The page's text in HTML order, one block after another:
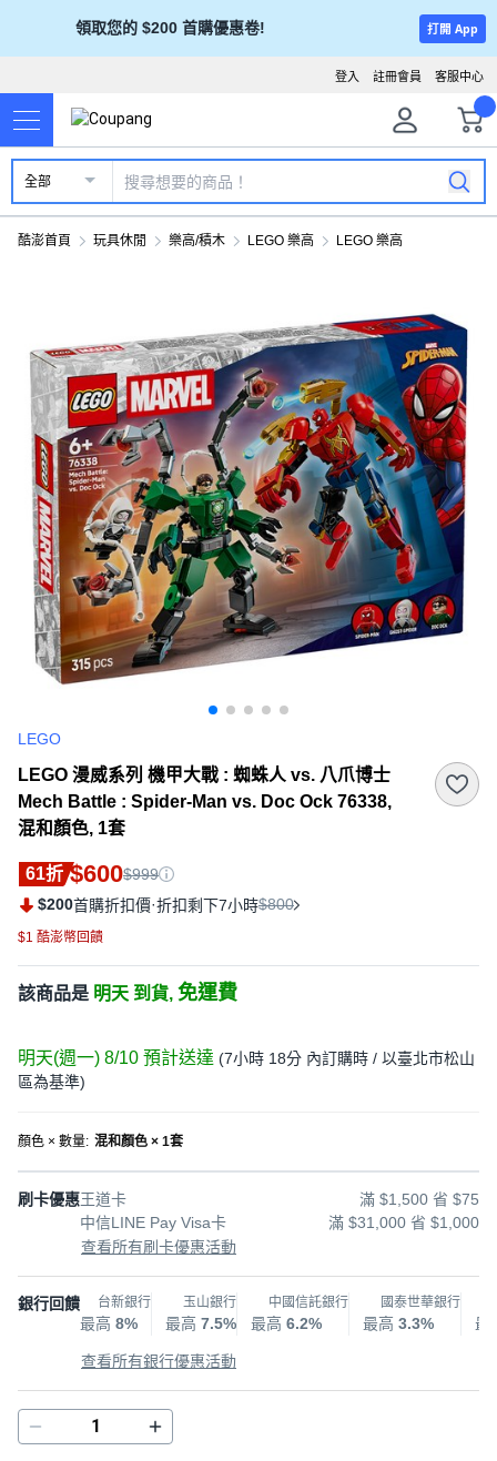
領取您的 $200 首購優惠卷! 打開 App
客服中心
註冊會員
登入
全部
酷澎首頁 玩具休閒 樂高/積木 LEGO 樂高 LEGO 樂高
LEGO
LEGO 漫威系列 機甲大戰 : 蜘蛛人 vs. 八爪博士
Mech Battle : Spider-Man vs. Doc Ock 76338,
混和顏色, 1套
61折 $600$999
$200首購折扣價·折扣剩下7小時$800
$1 酷澎幣回饋
該商品是 明天 到貨, 免運費
明天(週一) 8/10 預計送達 (7小時 18分 內訂購時 / 以臺北市松山
區為基準)
顏色 × 數量: 混和顏色 × 1套
刷卡優惠王道卡
滿 $1,500 省 $75
中信LINE Pay Visa卡
滿 $31,000 省 $1,000
查看所有刷卡優惠活動
銀行回饋 台新銀行
最高 8%
玉山銀行
最高 7.5%
中國信託銀行
最高 6.2%
國泰世華銀行
最高 3.3% 最
查看所有銀行優惠活動